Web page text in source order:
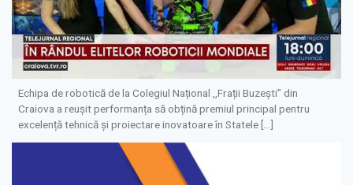
Echipa de robotică de la Colegiul Național ,,Frații Buzești” din
Craiova a reușit performanța să obțină premiul principal pentru
excelență tehnică și proiectare inovatoare în Statele […]